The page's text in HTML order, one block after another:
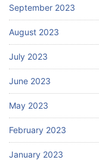
September 2023
August 2023
July 2023
June 2023
May 2023
February 2023
January 2023